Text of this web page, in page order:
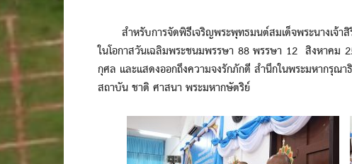
สำหรับการจัดพิธีเจริญพระพุทธมนต์สมเด็จพระนางเจ้า
ในโอกาสวันเฉลิมพระชนมพรรษา 88 พรรษา 12 สิงหาคม
กุศล และแสดงออกถึงความจงรักภักดี สำนึกในพระมหากรุ
สถาบัน ชาติ ศาสนา พระมหากษัตริย์